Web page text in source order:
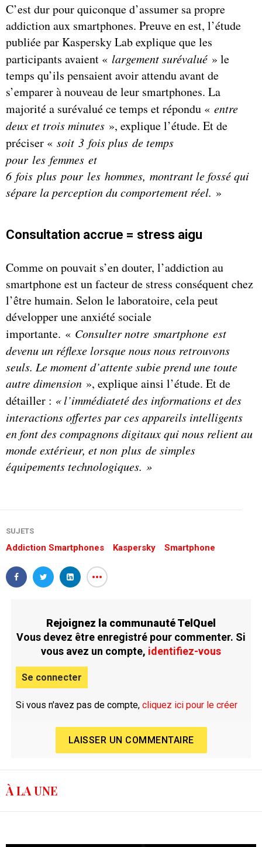
C’est dur pour quiconque d’assumer sa propre
addiction aux smartphones. Preuve en est, l’étude
publiée par Kaspersky Lab explique que les
participants avaient « largement surévalué » le
temps qu’ils pensaient avoir attendu avant de
s’emparer à nouveau de leur smartphones. La
majorité a surévalué ce temps et répondu « entre
deux et trois minutes », explique l’étude. Et de
préciser « soit 3 fois plus de temps
pour les femmes et
6 fois plus pour les hommes, montrant le fossé qui
sépare la perception du comportement réel. »
Consultation accrue = stress aigu
Comme on pouvait s’en douter, l’addiction au
smartphone est un facteur de stress conséquent chez
l’être humain. Selon le laboratoire, cela peut
développer une anxiété sociale
importante. « Consulter notre smartphone est
devenu un réflexe lorsque nous nous retrouvons
seuls. Le moment d’attente subie prend une toute
autre dimension », explique ainsi l’étude. Et de
détailler : « l’immédiateté des informations et des
interactions offertes par ces appareils intelligents
en font des compagnons digitaux qui nous relient au
monde extérieur, et non plus de simples
équipements technologiques. »
SUJETS
Addiction Smartphones Kaspersky Smartphone
Rejoignez la communauté TelQuel
Vous devez être enregistré pour commenter. Si
vous avez un compte, identifiez-vous
Se connecter
Si vous n'avez pas de compte, cliquez ici pour le créer
LAISSER UN COMMENTAIRE
À LA UNE